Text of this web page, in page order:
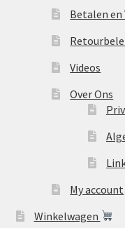
Betalen en
Videos
Over Ons
My account
Winkelwagen